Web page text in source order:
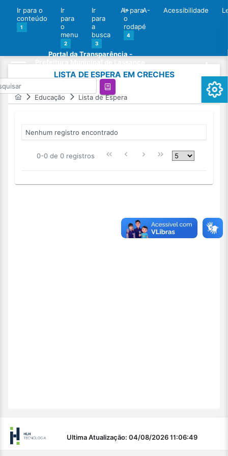
Ir para o
conteúdo
1
Ir
para
o
menu
2
Ir
para
a
busca
3
Ir para
o
rodapé
4
A+ A- Acessibilidade
Portal da Transparência -
LISTA DE ESPERA EM CRECHES
Educação Lista de Espera
Nenhum registro encontrado
0-0 de 0 registros
Ultima Atualização: 04/08/2026 11:06:49